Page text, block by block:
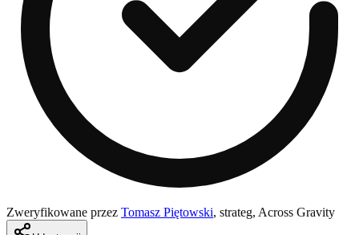
Zweryfikowane przez Tomasz Piętowski, strateg, Across Gravity